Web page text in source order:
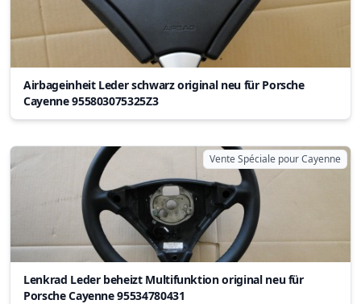
Airbageinheit Leder schwarz original neu für Porsche
Cayenne 955803075325Z3
Vente Spéciale pour Cayenne
Lenkrad Leder beheizt Multifunktion original neu für
Porsche Cayenne 95534780431